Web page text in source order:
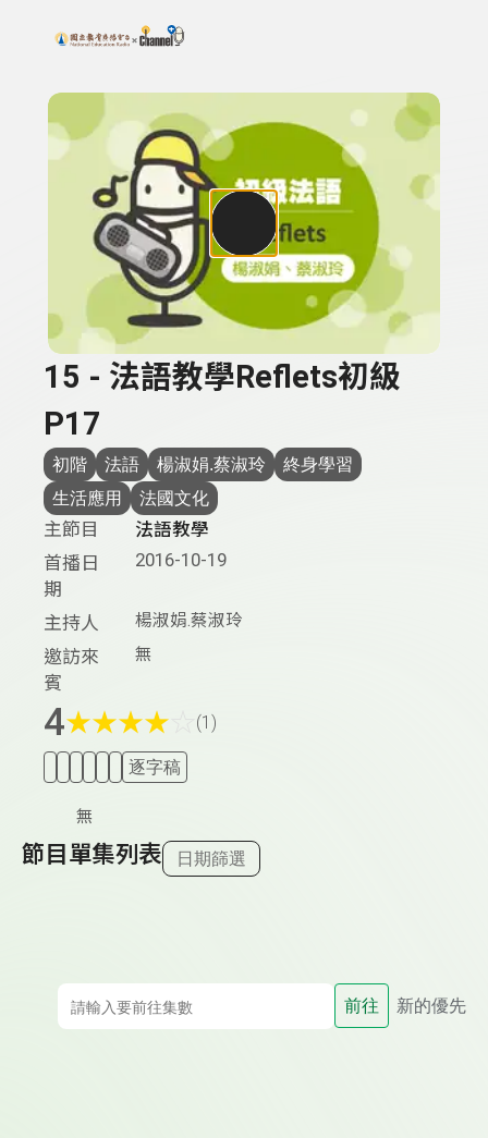
上方功能區塊
搜尋關鍵字：可輸入節目名稱、主持人或關鍵字
15 - 法語教學Reflets初級
P17
初階 法語 楊淑娟.蔡淑玲
終身學習
生活應用
法國文化
主節目
法語教學
首播日
期
2016-10-19
主持人 楊淑娟.蔡淑玲
邀訪來
賓
無
4★★★★ (1)
逐字稿
無
節目單集列表 日期篩選
前往 新的優先